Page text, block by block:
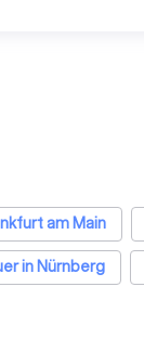
am Main
in Nürnberg